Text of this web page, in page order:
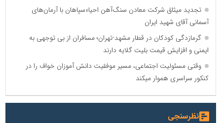
تجدید میثاق شرکت معادن سنگ‌آهن احیاءسپاهان با آرمان‌های
آسمانی آقای شهید ایران
گرمازدگی کودکان در قطار مشهد-تهران؛ مسافران از بی توجهی به
ایمنی و افزایش قیمت بلیت گلایه دارند
وقتی مسئولیت اجتماعی، مسیر موفقیت دانش آموزان خواف را در
کنکور سراسری هموار میکند
نظرسنجی